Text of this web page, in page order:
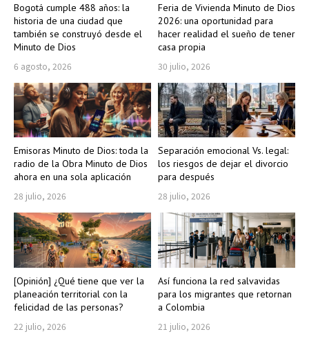
Bogotá cumple 488 años: la
historia de una ciudad que
también se construyó desde el
Minuto de Dios
6 agosto, 2026
Feria de Vivienda Minuto de Dios
2026: una oportunidad para
hacer realidad el sueño de tener
casa propia
30 julio, 2026
Emisoras Minuto de Dios: toda la
radio de la Obra Minuto de Dios
ahora en una sola aplicación
28 julio, 2026
Separación emocional Vs. legal:
los riesgos de dejar el divorcio
para después
28 julio, 2026
[Opinión] ¿Qué tiene que ver la
planeación territorial con la
felicidad de las personas?
22 julio, 2026
Así funciona la red salvavidas
para los migrantes que retornan
a Colombia
21 julio, 2026